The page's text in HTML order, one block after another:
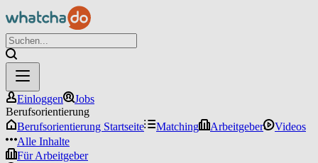
Einloggen
Jobs
Berufsorientierung
Berufsorientierung Startseite
Matching Arbeitgeber
Videos
Alle Inhalte
Für Arbeitgeber